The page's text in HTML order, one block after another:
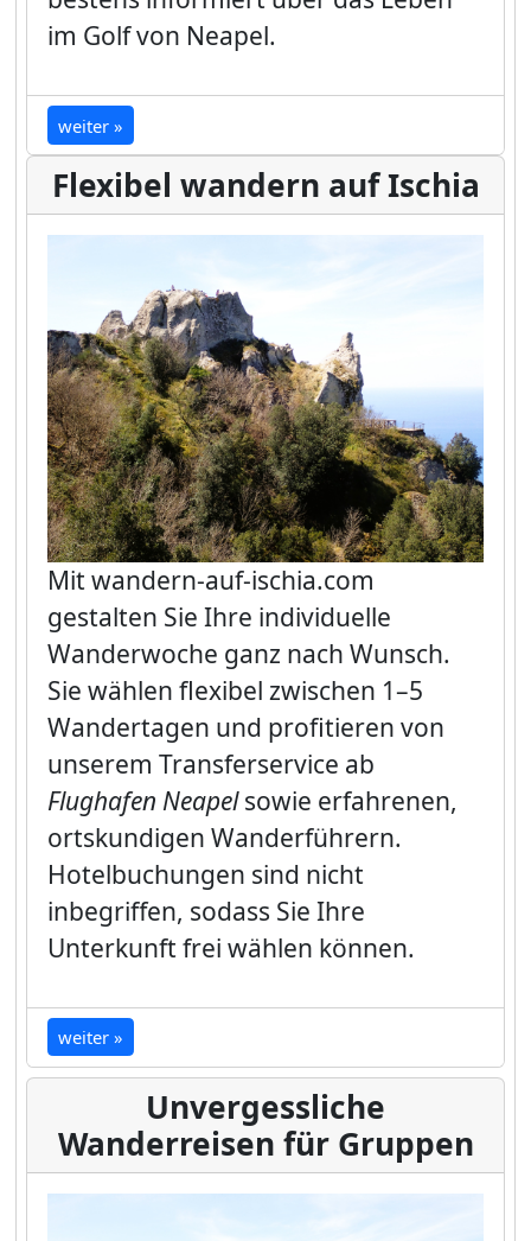
im Golf von Neapel.
weiter »
Flexibel wandern auf Ischia
Mit wandern-auf-ischia.com
gestalten Sie Ihre individuelle
Wanderwoche ganz nach Wunsch.
Sie wählen flexibel zwischen 1–5
Wandertagen und profitieren von
unserem Transferservice ab
Flughafen Neapelsowie erfahrenen,
ortskundigen Wanderführern.
Hotelbuchungen sind nicht
inbegriffen, sodass Sie Ihre
Unterkunft frei wählen können.
weiter »
Unvergessliche
Wanderreisen für Gruppen